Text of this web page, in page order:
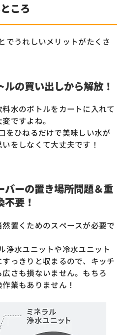
ころ
でうれしいメリットがたくさ
ルの買い出しから解放！
水のボトルをカートに入れて
ですよね。
をひねるだけで美味しい水が
をしなくて大丈夫です！
バーの置き場所問題＆重
要！
置くためのスペースが必要で
浄水ユニットや冷水ユニット
っきりと収まるので、キッチ
さも損ないません。もちろ
業もありません！